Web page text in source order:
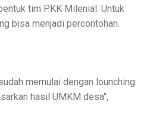
tim PKK Milenial. Untuk
bisa menjadi percontohan.
memulai dengan lounching
hasil UMKM desa",